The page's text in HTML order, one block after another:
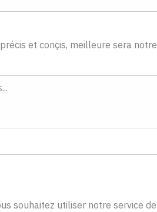
et conçis, meilleure sera notre
souhaitez utiliser notre service de